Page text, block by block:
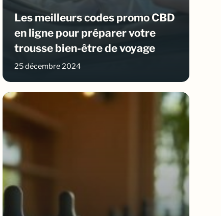
Les meilleurs codes promo CBD
en ligne pour préparer votre
trousse bien-être de voyage
25 décembre 2024